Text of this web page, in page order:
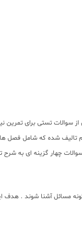
سوالات تستی برای تمرین
شده که شامل فصل
چهار گزینه ای به
مسائل آشنا شوند .